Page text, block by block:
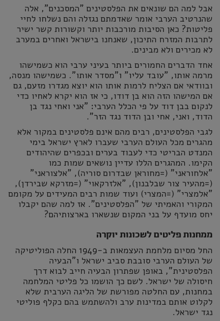
אבל למה הם שונאים את הפלסטינים "המסכנים", אלה
שהנרטיב הערבי אומר שאדמתם נגזלה והם נשלחו לחיי
פליטות? כאן הסיבות מורכבות יותר וקשורות קשר ישיר
לתרבות המזרח התיכון, שאנחנו בישראל ואחרים במערב
לא מכירים ולא מבינים.
אחד הדברים החמורים ביותר בעיני ערבי הוא כשמישהו
מרמה אותו, "עובד עליו" ו"מסדר אותו". כשמישהו מנסה,
ובוודאי אם הצליח לרמות אותו הוא יוצא מגדרו מזעם, גם
אם המישהו הזה הוא בן דודו, כי אז הוא יקרא לאחיו כדי
לנקום בבן דוד על פי הכלל הערבי: "אני ואחי נגד בן
הדוד, ואני, אחי ובן הדוד נגד הזר".
לגבי הפלסטינים, רבים מהם אינם פלסטינים במקור אלא
מהגרים מכל העולם הערבי שעברו לארץ ישראל בימי
המנדט הבריטי כדי לעבוד בערים ובכפרים שהיהודים
הקימו. המהגרים הללו עדיין נושאים שמות כמו
"אלחוראני" (=מחוראן שבדרום סוריה), "אלצוראני"
(=מהעיר צור שבלבנון), "אלזרקאוי" (=מזרקא שבירדן),
"אלמצרי" (=המצרי) ועוד שמות רבים המעידים על מקומם
המקורי והאמיתי של "הפלסטינים". אז למה שהם יקבלו
יחס מועדף על בני המקום שנשארו בארצותיהם?
ממחנות פליטים לשכונות יוקרה
החל מסיום מלחמת העצמאות ב-1949 החלה הפוליטיקה
של העולם הערבי סובבת סביב ישראל ו"הבעיה
הפלסטינית", באופן שפתרון הבעיה חייב לבוא דרך
חיסולה של ישראל. לשם כך הושמו כל פליטי המלחמה
במחנות, עם החלטה מפורשת של הליגה הערבית שלא
לקלוט אותם במדינות ערב ולהשתמש בהם כקלף פוליטי
נגד ישראל.